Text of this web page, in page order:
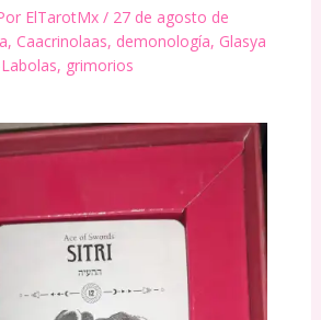
ElTarotMx / 27 de agosto de
, Caacrinolaas, demonología, Glasya
, grimorios